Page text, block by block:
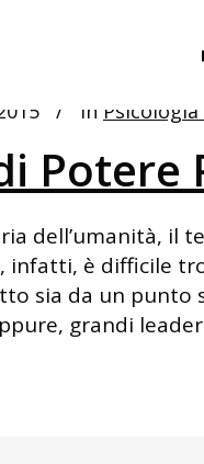
In Psicologia
Potere
dell’umanità, il
infatti, è difficile
sia da un punto
grandi